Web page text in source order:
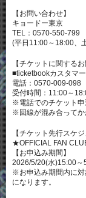
【お問い合わせ】
キョードー東京
TEL：0570-550-799
(平日11:00～18:00、
【チケットに関するお
■ticketbookカスタマ
電話：0570-009-098
受付時間：11:00～
※電話でのチケット申
※回線が混み合ってか
【チケット先行スケジ
★OFFICIAL FAN
【お申込み期間】
2026/5/20(水)15:00～
※お申込み期間内に対
になります。